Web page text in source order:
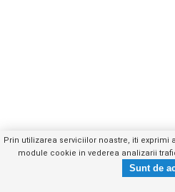
Prin utilizarea serviciilor noastre, iti
module cookie in vederea analizarii